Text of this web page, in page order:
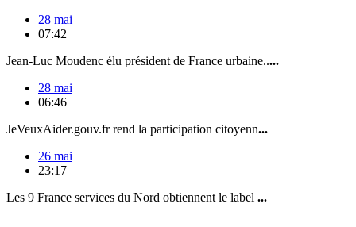
28 mai
07:42
Jean-Luc Moudenc élu président de France urbaine.....
28 mai
06:46
JeVeuxAider.gouv.fr rend la participation citoyenn...
26 mai
23:17
Les 9 France services du Nord obtiennent le label ...